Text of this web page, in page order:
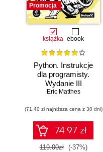
Promocja
książka ebook
Python. Instrukcje
dla programisty.
Wydanie III
Eric Matthes
(71,40 zł najniższa cena z 30 dni)
74.97 zł
119.00zł (-37%)